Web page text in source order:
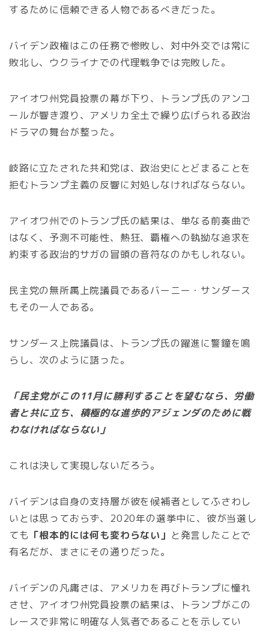
するために信頼できる人物であるべきだった。
バイデン政権はこの任務で惨敗し、対中外交では常に
敗北し、ウクライナでの代理戦争では完敗した。
アイオワ州党員投票の幕が下り、トランプ氏のアンコ
ールが響き渡り、アメリカ全土で繰り広げられる政治
ドラマの舞台が整った。
岐路に立たされた共和党は、政治史にとどまることを
拒むトランプ主義の反響に対処しなければならない。
アイオワ州でのトランプ氏の結果は、単なる前奏曲で
はなく、予測不可能性、熱狂、覇権への執拗な追求を
約束する政治的サガの冒頭の音符なのかもしれない。
民主党の無所属上院議員であるバーニー・サンダース
もその一人である。
サンダース上院議員は、トランプ氏の躍進に警鐘を鳴
らし、次のように語った。
「民主党がこの11月に勝利することを望むなら、労働
者と共に立ち、積極的な進歩的アジェンダのために戦
わなければならない」
これは決して実現しないだろう。
バイデンは自身の支持層が彼を候補者としてふさわし
いとは思っておらず、2020年の選挙中に、彼が当選し
ても 「根本的には何も変わらない」 と発言したことで
有名だが、まさにその通りだった。
バイデンの凡庸さは、アメリカを再びトランプに憧れ
させ、アイオワ州党員投票の結果は、トランプがこの
レースで非常に明確な人気者であることを示してい